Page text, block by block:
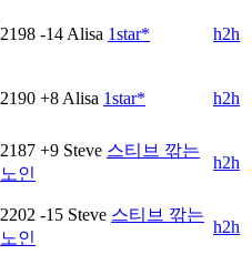
2198 -14 Alisa 1star* h2h
2190 +8 Alisa 1star* h2h
2187 +9 Steve 스티브 깎는
노인
h2h
2202 -15 Steve 스티브 깎는
노인
h2h